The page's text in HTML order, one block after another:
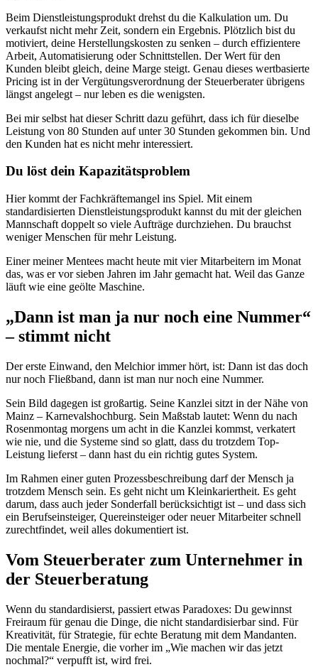
Beim Dienstleistungsprodukt drehst du die Kalkulation um. Du
verkaufst nicht mehr Zeit, sondern ein Ergebnis. Plötzlich bist du
motiviert, deine Herstellungskosten zu senken – durch effizientere
Arbeit, Automatisierung oder Schnittstellen. Der Wert für den
Kunden bleibt gleich, deine Marge steigt. Genau dieses wertbasierte
Pricing ist in der Vergütungsverordnung der Steuerberater übrigens
längst angelegt – nur leben es die wenigsten.
Bei mir selbst hat dieser Schritt dazu geführt, dass ich für dieselbe
Leistung von 80 Stunden auf unter 30 Stunden gekommen bin. Und
den Kunden hat es nicht mehr interessiert.
Du löst dein Kapazitätsproblem
Hier kommt der Fachkräftemangel ins Spiel. Mit einem
standardisierten Dienstleistungsprodukt kannst du mit der gleichen
Mannschaft doppelt so viele Aufträge durchziehen. Du brauchst
weniger Menschen für mehr Leistung.
Einer meiner Mentees macht heute mit vier Mitarbeitern im Monat
das, was er vor sieben Jahren im Jahr gemacht hat. Weil das Ganze
läuft wie eine geölte Maschine.
„Dann ist man ja nur noch eine Nummer“
– stimmt nicht
Der erste Einwand, den Melchior immer hört, ist: Dann ist das doch
nur noch Fließband, dann ist man nur noch eine Nummer.
Sein Bild dagegen ist großartig. Seine Kanzlei sitzt in der Nähe von
Mainz – Karnevalshochburg. Sein Maßstab lautet: Wenn du nach
Rosenmontag morgens um acht in die Kanzlei kommst, verkatert
wie nie, und die Systeme sind so glatt, dass du trotzdem Top-
Leistung lieferst – dann hast du ein richtig gutes System.
Im Rahmen einer guten Prozessbeschreibung darf der Mensch ja
trotzdem Mensch sein. Es geht nicht um Kleinkariertheit. Es geht
darum, dass auch jeder Sonderfall berücksichtigt ist – und dass sich
ein Berufseinsteiger, Quereinsteiger oder neuer Mitarbeiter schnell
zurechtfindet, weil alles dokumentiert ist.
Vom Steuerberater zum Unternehmer in
der Steuerberatung
Wenn du standardisierst, passiert etwas Paradoxes: Du gewinnst
Freiraum für genau die Dinge, die nicht standardisierbar sind. Für
Kreativität, für Strategie, für echte Beratung mit dem Mandanten.
Die mentale Energie, die vorher im „Wie machen wir das jetzt
nochmal?“ verpufft ist, wird frei.